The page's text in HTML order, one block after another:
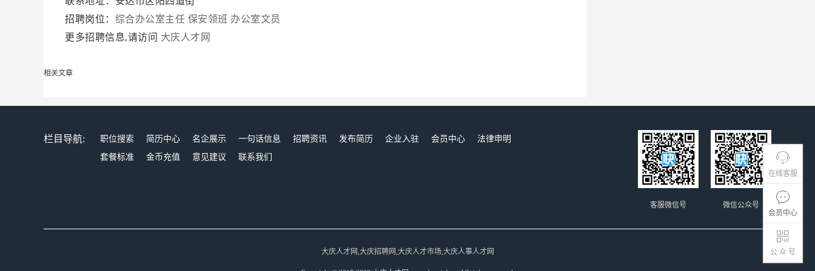
在线客服
会员中心
公 众 号
招聘岗位： 综合办公室主任 保安领班 办公室文员
更多招聘信息,请访问 大庆人才网
相关文章
栏目导航: 职位搜索 简历中心 名企展示 一句话信息 招聘资讯 发布简历 企业入驻 会员中心
法律申明
套餐标准
金币充值 意见建议 联系我们
微信公众号
客服微信号
大庆人才网,大庆招聘网,大庆人才市场,大庆人事人才网